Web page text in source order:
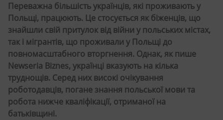
Переважна більшість українців, які проживають у
Польщі, працюють. Це стосується як біженців, що
знайшли свій притулок від війни у польських містах,
так і мігрантів, що проживали у Польщі до
повномасштабного вторгнення. Однак, як пише
Newseria Biznes, українці вказують на кілька
труднощів. Серед них високі очікування
роботодавців, погане знання польської мови та
робота нижче кваліфікації, отриманої на
батьківщині.